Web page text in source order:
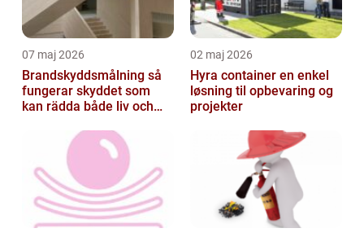
07 maj 2026
Brandskyddsmålning så
fungerar skyddet som
kan rädda både liv och
02 maj 2026
Hyra container en enkel
løsning til opbevaring og
projekter